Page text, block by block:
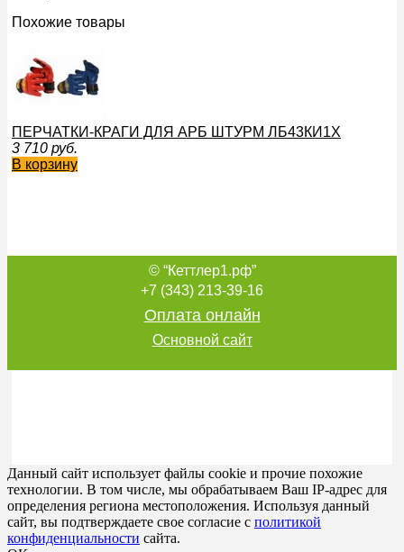
Похожие товары
ПЕРЧАТКИ-КРАГИ ДЛЯ АРБ ШТУРМ ЛБ43КИ1Х
3 710 руб.
В корзину
ПЕРЧАТКИ ДЛЯ КИОКУСИНКАЙ КАРАТЭ Б2701ИС
© “Кеттлер1.рф”
+7 (343) 213-39-16
Оплата онлайн
Основной сайт
Данный сайт использует файлы cookie и прочие похожие
технологии. В том числе, мы обрабатываем Ваш IP-адрес для
определения региона местоположения. Используя данный
сайт, вы подтверждаете свое согласие с политикой
конфиденциальности сайта.